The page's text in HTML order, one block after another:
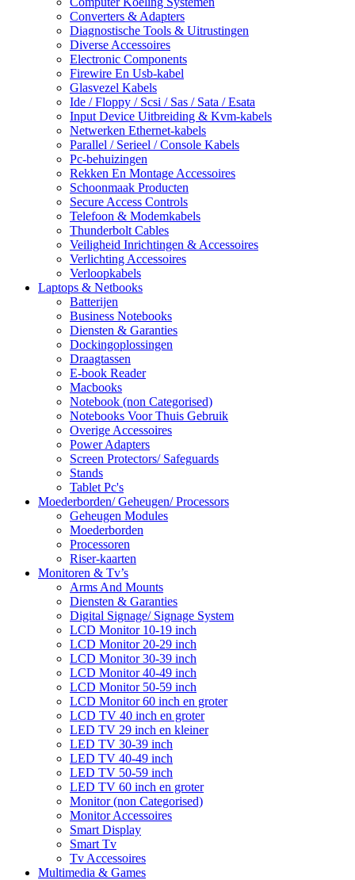
Converters & Adapters
Diagnostische Tools & Uitrustingen
Diverse Accessoires
Electronic Components
Firewire En Usb-kabel
Glasvezel Kabels
Ide / Floppy / Scsi / Sas / Sata / Esata
Input Device Uitbreiding & Kvm-kabels
Netwerken Ethernet-kabels
Parallel / Serieel / Console Kabels
Pc-behuizingen
Rekken En Montage Accessoires
Schoonmaak Producten
Secure Access Controls
Telefoon & Modemkabels
Thunderbolt Cables
Veiligheid Inrichtingen & Accessoires
Verlichting Accessoires
Verloopkabels
Laptops & Netbooks
Batterijen
Business Notebooks
Diensten & Garanties
Dockingoplossingen
Draagtassen
E-book Reader
Macbooks
Notebook (non Categorised)
Notebooks Voor Thuis Gebruik
Overige Accessoires
Power Adapters
Screen Protectors/ Safeguards
Stands
Tablet Pc's
Moederborden/ Geheugen/ Processors
Geheugen Modules
Moederborden
Processoren
Riser-kaarten
Monitoren & Tv’s
Arms And Mounts
Diensten & Garanties
Digital Signage/ Signage System
LCD Monitor 10-19 inch
LCD Monitor 20-29 inch
LCD Monitor 30-39 inch
LCD Monitor 40-49 inch
LCD Monitor 50-59 inch
LCD Monitor 60 inch en groter
LCD TV 40 inch en groter
LED TV 29 inch en kleiner
LED TV 30-39 inch
LED TV 40-49 inch
LED TV 50-59 inch
LED TV 60 inch en groter
Monitor (non Categorised)
Monitor Accessoires
Smart Display
Smart Tv
Tv Accessoires
Multimedia & Games